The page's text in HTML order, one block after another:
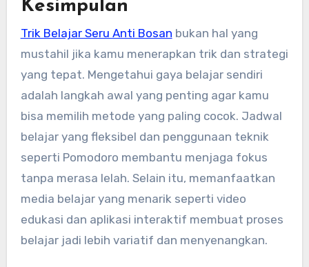
Kesimpulan
Trik Belajar Seru Anti Bosan bukan hal yang
mustahil jika kamu menerapkan trik dan strategi
yang tepat. Mengetahui gaya belajar sendiri
adalah langkah awal yang penting agar kamu
bisa memilih metode yang paling cocok. Jadwal
belajar yang fleksibel dan penggunaan teknik
seperti Pomodoro membantu menjaga fokus
tanpa merasa lelah. Selain itu, memanfaatkan
media belajar yang menarik seperti video
edukasi dan aplikasi interaktif membuat proses
belajar jadi lebih variatif dan menyenangkan.